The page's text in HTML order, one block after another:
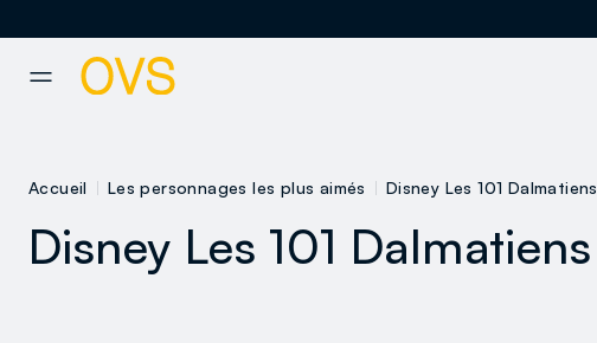
Accueil Les personnages les plus aimés Disney Les 101 Dalmatiens
Disney Les 101 Dalmatiens